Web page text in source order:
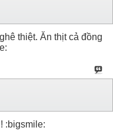
thiệt. Ăn thịt cả đồng
:bigsmile: